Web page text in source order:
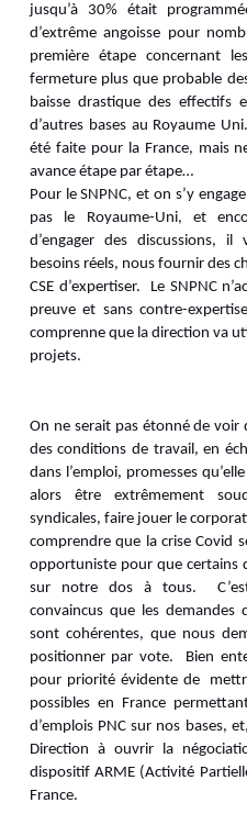
jusqu’à 30% était
d’extrême angoisse pour
première étape concernant
fermeture plus que probable
baisse drastique des effectifs
d’autres bases au Royaume
été faite pour la France, mais
avance étape par étape…
Pour le SNPNC, et on s’y
pas le Royaume-Uni, et
d’engager des discussions,
besoins réels, nous fournir des
CSE d’expertiser. Le SNPNC
preuve et sans contre-
comprenne que la direction va
projets.
On ne serait pas étonné de
des conditions de travail, en
dans l’emploi, promesses
alors être extrêmement
syndicales, faire jouer le
comprendre que la crise Covid
opportuniste pour que certains
sur notre dos à tous.
convaincus que les demandes
sont cohérentes, que nous
positionner par vote. Bien
pour priorité évidente de
possibles en France
d’emplois PNC sur nos bases,
Direction à ouvrir la
dispositif ARME (Activité
France.